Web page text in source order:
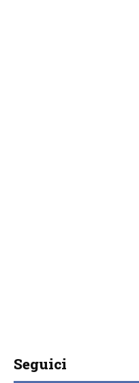
Seguici